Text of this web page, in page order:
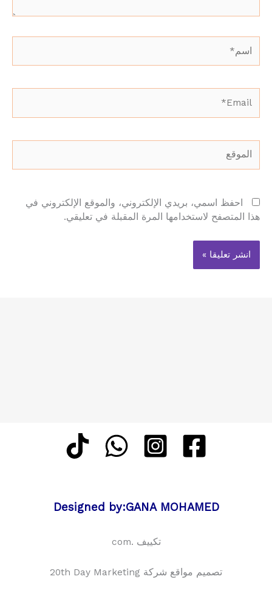
احفظ اسمي، بريدي الإلكتروني، والموقع الإلكتروني في
هذا المتصفح لاستخدامها المرة المقبلة في تعليقي.
Designed by:GANA MOHAMED
تكييف .com
تصميم مواقع شركة 20th Day Marketing